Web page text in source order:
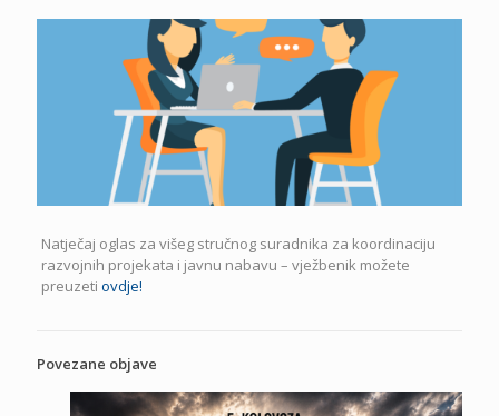
Natječaj oglas za višeg stručnog suradnika za koordinaciju
razvojnih projekata i javnu nabavu – vježbenik možete
preuzeti ovdje!
Povezane objave